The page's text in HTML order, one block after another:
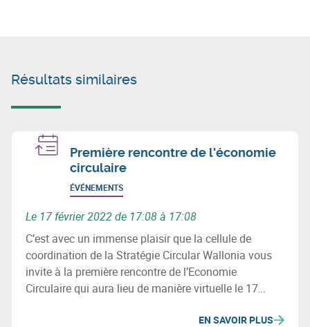
Résultats similaires
Première rencontre de l'économie
circulaire
ÉVÉNEMENTS
Le 17 février 2022 de 17:08 à 17:08
C’est avec un immense plaisir que la cellule de
coordination de la Stratégie Circular Wallonia vous
invite à la première rencontre de l’Economie
Circulaire qui aura lieu de manière virtuelle le 17
EN SAVOIR PLUS